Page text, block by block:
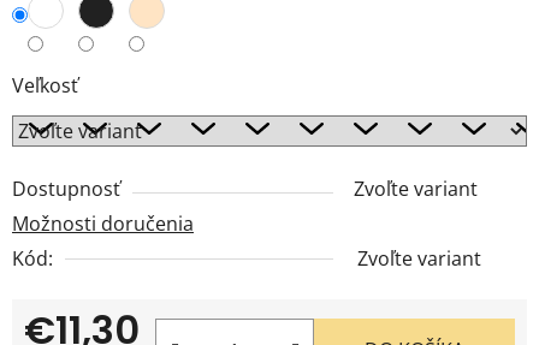
Veľkosť
Dostupnosť
Zvoľte variant
Možnosti doručenia
Kód:
Zvoľte variant
€11,30